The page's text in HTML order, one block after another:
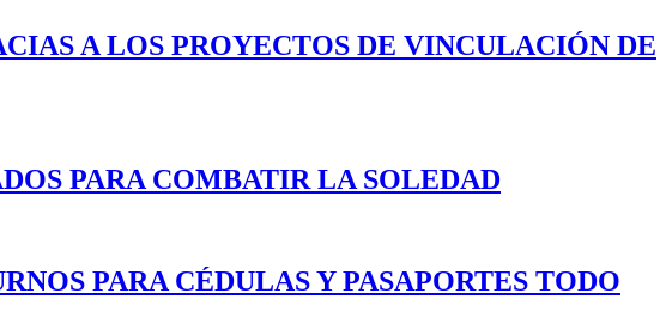
A LOS PROYECTOS DE VINCULACIÓN DE
PARA COMBATIR LA SOLEDAD
PARA CÉDULAS Y PASAPORTES TODO